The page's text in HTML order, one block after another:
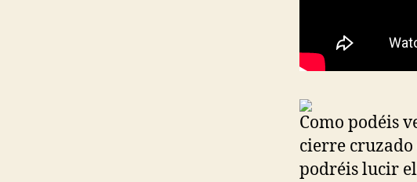
Como podéis
cierre
podréis lucir